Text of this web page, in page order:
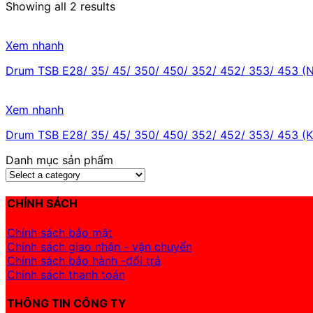
Showing all 2 results
Xem nhanh
Drum TSB E28/ 35/ 45/ 350/ 450/ 352/ 452/ 353/ 453
Xem nhanh
Drum TSB E28/ 35/ 45/ 350/ 450/ 352/ 452/ 353/ 453
Danh mục sản phẩm
CHÍNH SÁCH
Chính sách bảo mật
Chính sách giao nhận - vận chuyển
Chính sách bảo hành -đổi trả
Chính sách thanh toán
THÔNG TIN CÔNG TY